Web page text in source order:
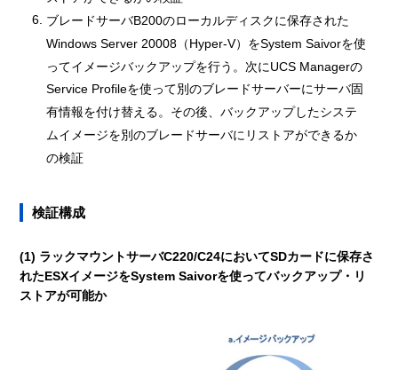
ブレードサーバB200のローカルディスクに保存された
Windows Server 20008（Hyper-V）をSystem Saivorを使
ってイメージバックアップを行う。次にUCS Managerの
Service Profileを使って別のブレードサーバーにサーバ固
有情報を付け替える。その後、バックアップしたシステ
ムイメージを別のブレードサーバにリストアができるか
の検証
検証構成
(1) ラックマウントサーバC220/C24においてSDカードに保存さ
れたESXイメージをSystem Saivorを使ってバックアップ・リ
ストアが可能か